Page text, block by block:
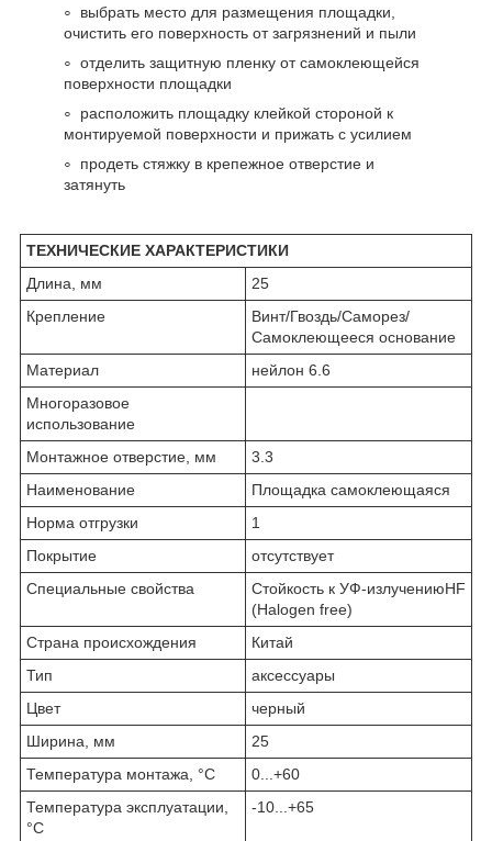
выбрать место для размещения площадки,
очистить его поверхность от загрязнений и пыли
отделить защитную пленку от самоклеющейся
поверхности площадки
расположить площадку клейкой стороной к
монтируемой поверхности и прижать с усилием
продеть стяжку в крепежное отверстие и
затянуть
ТЕХНИЧЕСКИЕ ХАРАКТЕРИСТИКИ
Длина, мм
25
Крепление
Винт/Гвоздь/Саморез/
Самоклеющееся основание
Материал
нейлон 6.6
Многоразовое
использование
Монтажное отверстие, мм
3.3
Наименование
Площадка самоклеющаяся
Норма отгрузки
1
Покрытие
отсутствует
Специальные свойства
Стойкость к УФ-излучениюHF
(Halogen free)
Страна происхождения
Китай
Тип
аксессуары
Цвет
черный
Ширина, мм
25
Температура монтажа, °C
0...+60
Температура эксплуатации,
°C
-10...+65